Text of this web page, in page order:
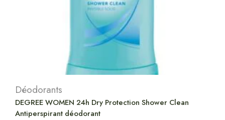
Déodorants
DEGREE WOMEN 24h Dry Protection Shower Clean
Antiperspirant déodorant